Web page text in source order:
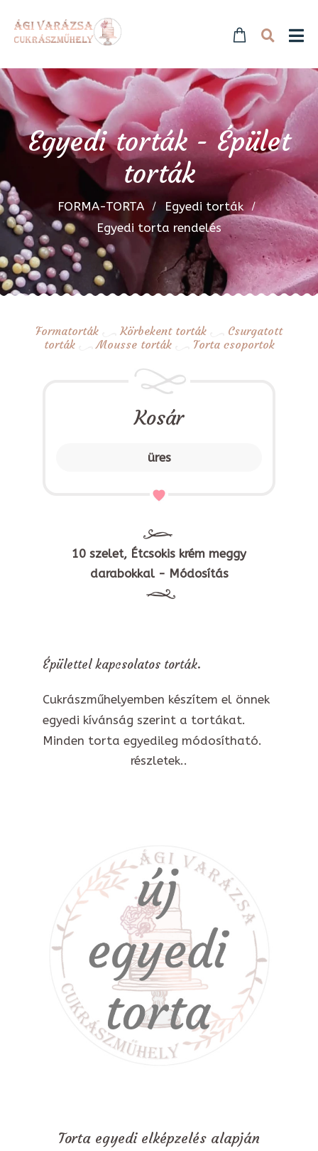
Egyedi torták - Épület
torták
FORMA-TORTA
Egyedi torták
Egyedi torta rendelés
Formatorták Körbekent torták
Csurgatott
torták
Mousse torták Torta csoportok
Kosár
üres
10 szelet, Étcsokis krém meggy
darabokkal - Módosítás
Épülettel kapcsolatos torták.
Cukrászműhelyemben készítem el önnek
egyedi kívánság szerint a tortákat.
Minden torta egyedileg módosítható.
részletek..
Torta egyedi elképzelés alapján